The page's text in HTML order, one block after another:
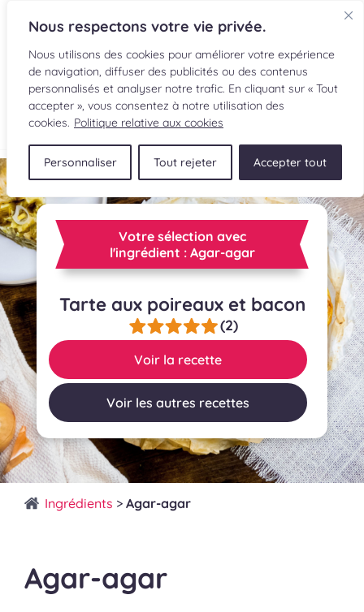
Nous respectons votre vie privée.
Nous utilisons des cookies pour améliorer votre expérience
de navigation, diffuser des publicités ou des contenus
personnalisés et analyser notre trafic. En cliquant sur « Tout
accepter », vous consentez à notre utilisation des
cookies. Politique relative aux cookies
Personnaliser Tout rejeter Accepter tout
EN
RECETTES
LECTURES CULINAIRES
BOUTIQUE
Votre sélection avec
l'ingrédient : Agar-agar
Tarte aux poireaux et bacon
(2)
Voir la recette
Voir les autres recettes
Ingrédients > Agar-agar
Agar-agar